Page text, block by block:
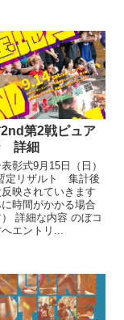
第2戦ピュア
詳細
彰式9月15日（日）
定リザルト 集計後
映されていきます
に時間がかかる場合
詳細な内容 のぼコ
エントリ...